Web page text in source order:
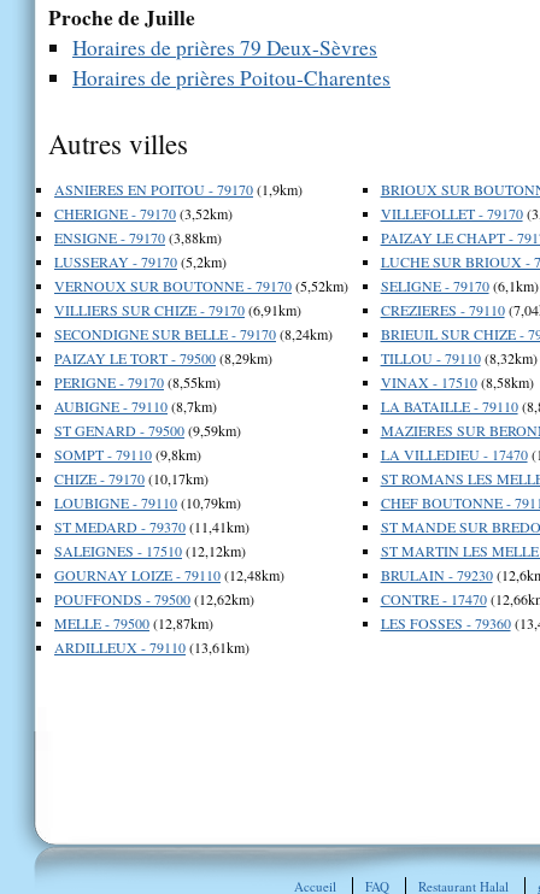
Proche de Juille
Horaires de prières 79 Deux-Sèvres
Horaires de prières Poitou-Charentes
Autres villes
ASNIERES EN POITOU - 79170(1,9km)
CHERIGNE - 79170(3,52km)
ENSIGNE - 79170(3,88km)
LUSSERAY - 79170(5,2km)
VERNOUX SUR BOUTONNE - 79170(5,52km)
VILLIERS SUR CHIZE - 79170(6,91km)
SECONDIGNE SUR BELLE - 79170(8,24km)
PAIZAY LE TORT - 79500(8,29km)
PERIGNE - 79170(8,55km)
AUBIGNE - 79110(8,7km)
ST GENARD - 79500(9,59km)
SOMPT - 79110(9,8km)
CHIZE - 79170(10,17km)
LOUBIGNE - 79110(10,79km)
ST MEDARD - 79370(11,41km)
SALEIGNES - 17510(12,12km)
GOURNAY LOIZE - 79110(12,48km)
POUFFONDS - 79500(12,62km)
MELLE - 79500(12,87km)
ARDILLEUX - 79110(13,61km)
BRIOUX SUR
VILLEFOLLET - 79170
PAIZAY LE CHAPT -
LUCHE SUR BRIOUX -
SELIGNE - 79170(6,1km)
CREZIERES - 79110
BRIEUIL SUR CHIZE -
TILLOU - 79110(8,32km)
VINAX - 17510(8,58km)
LA BATAILLE - 79110
MAZIERES SUR
LA VILLEDIEU - 17470
ST ROMANS LES
CHEF BOUTONNE -
ST MANDE SUR
ST MARTIN LES MELLE
BRULAIN - 79230
CONTRE - 17470
LES FOSSES - 79360
Accueil FAQ Restaurant Halal